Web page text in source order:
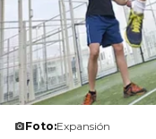
Foto:Expansión